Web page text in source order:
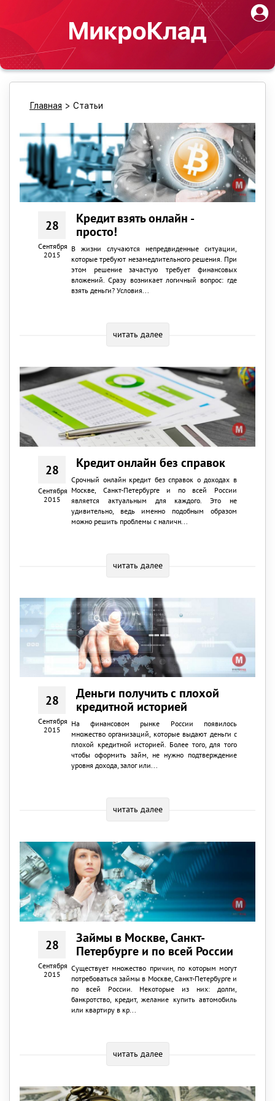
Главная > Статьи
28
Сентября
2015
Кредит взять онлайн -
просто!
В жизни случаются непредвиденные ситуации,
которые требуют незамедлительного решения. При
этом решение зачастую требует финансовых
вложений. Сразу возникает логичный вопрос: где
взять деньги? Условия...
читать далее
28
Сентября
2015
Кредит онлайн без справок
Срочный онлайн кредит без справок о доходах в
Москве, Санкт-Петербурге и по всей России
является актуальным для каждого. Это не
удивительно, ведь именно подобным образом
можно решить проблемы с наличн...
читать далее
28
Сентября
2015
Деньги получить с плохой
кредитной историей
На финансовом рынке России появилось
множество организаций, которые выдают деньги с
плохой кредитной историей. Более того, для того
чтобы оформить займ, не нужно подтверждение
уровня дохода, залог или...
читать далее
28
Сентября
2015
Займы в Москве, Санкт-
Петербурге и по всей России
Существует множество причин, по которым могут
потребоваться займы в Москве, Санкт-Петербурге и
по всей России. Некоторые из них: долги,
банкротство, кредит, желание купить автомобиль
или квартиру в кр...
читать далее